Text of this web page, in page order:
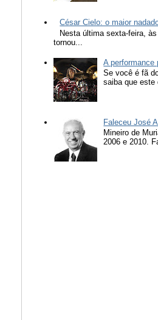
César Cielo: o maior
Nesta última sexta-feira,
tornou...
A performance
Se você é fã
saiba que este
Faleceu José
Mineiro de
2006 e 2010.